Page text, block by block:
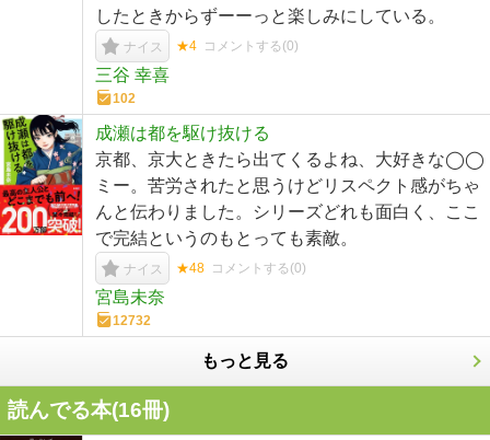
したときからずーーっと楽しみにしている。
ナイス ★4 コメントする(0)
三谷 幸喜
102
成瀬は都を駆け抜ける
京都、京大ときたら出てくるよね、大好きな◯◯
ミー。苦労されたと思うけどリスペクト感がちゃ
んと伝わりました。シリーズどれも面白く、ここ
で完結というのもとっても素敵。
ナイス ★48 コメントする(0)
宮島未奈
12732
もっと見る
読んでる本(16冊)